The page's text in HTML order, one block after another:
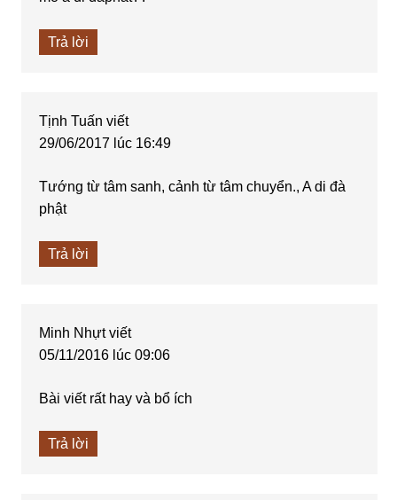
Trả lời
Tịnh Tuấn viết
29/06/2017 lúc 16:49
Tướng từ tâm sanh, cảnh từ tâm chuyển., A di đà
phật
Trả lời
Minh Nhựt viết
05/11/2016 lúc 09:06
Bài viết rất hay và bổ ích
Trả lời